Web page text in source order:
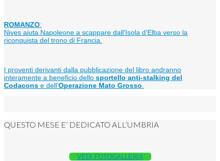
ROMANZO:
Nives aiuta Napoleone a scappare dall'Isola d'Elba verso la
riconquista del trono di Francia.
I proventi derivanti dalla pubblicazione del libro andranno
interamente a beneficio dello sportello anti-stalking del
Codacons e dell’Operazione Mato Grosso
QUESTO MESE E’ DEDICATO ALL’UMBRIA
VEDI FOTOGALLERIA